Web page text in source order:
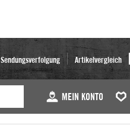
Sendungsverfolgung Artikelvergleich
MEIN KONTO